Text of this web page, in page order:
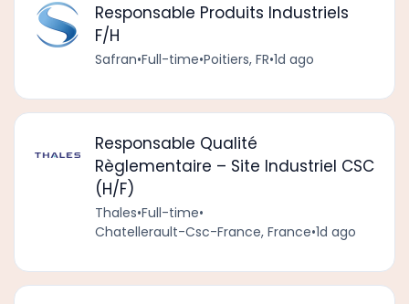
Responsable Produits Industriels
F/H
Safran•Full-time•Poitiers, FR•1d ago
Responsable Qualité
Règlementaire – Site Industriel CSC
(H/F)
Thales•Full-time•
Chatellerault-Csc-France, France•1d ago